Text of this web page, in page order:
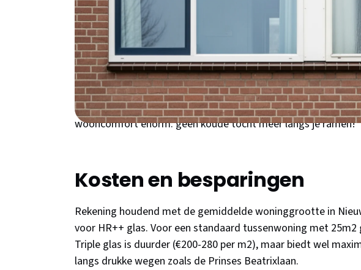
Woon je in een jaren '70 woning in Zuilenstein of Batau-
of verouderde beglazing. Die oude ramen laten letterlijk je
we een gematigd zeeklimaat met koude, vochtige winters -
glasisolatie het verschil maakt. Veel woningen in Nieuwegein
energiezuinigheid nog geen prioriteit was. Door je beglazing
stop je warmteverlies bij de bron. Het maakt niet uit of je
Fokkesteeg - overal zie je direct resultaat op je
wooncomfort enorm: geen koude tocht meer langs je ramen!
Kosten en besparingen
Rekening houdend met de gemiddelde woninggrootte in
voor HR++ glas. Voor een standaard tussenwoning met
Triple glas is duurder (€200-280 per m2), maar biedt wel
langs drukke wegen zoals de Prinses Beatrixlaan.